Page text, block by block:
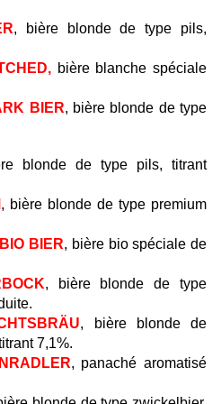
, bière blonde de type pils,
bière blanche spéciale
BIER, bière blonde de type
blonde de type pils, titrant
, bière blonde de type premium
BIER, bière bio spéciale de
, bière blonde de type
, bière blonde de
7,1%.
, panaché aromatisé